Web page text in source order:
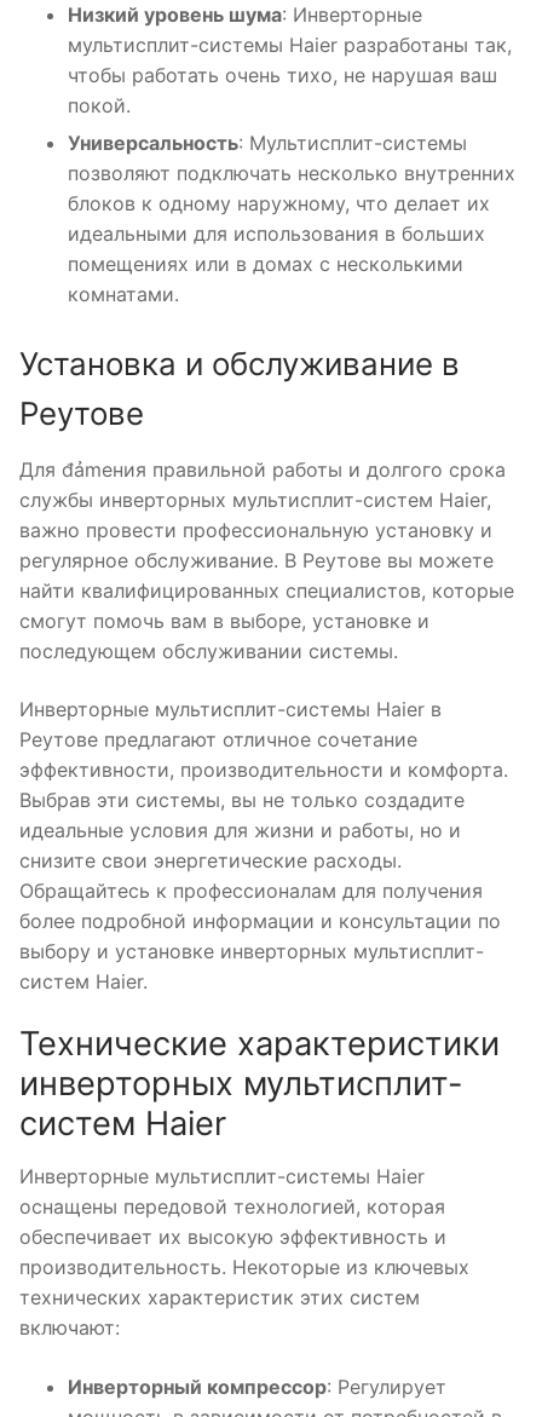
Низкий уровень шума: Инверторные
мультисплит-системы Haier разработаны так,
чтобы работать очень тихо, не нарушая ваш
покой.
Универсальность: Мультисплит-системы
позволяют подключать несколько внутренних
блоков к одному наружному, что делает их
идеальными для использования в больших
помещениях или в домах с несколькими
комнатами.
Установка и обслуживание в
Реутове
Для đảmения правильной работы и долгого срока
службы инверторных мультисплит-систем Haier,
важно провести профессиональную установку и
регулярное обслуживание. В Реутове вы можете
найти квалифицированных специалистов, которые
смогут помочь вам в выборе, установке и
последующем обслуживании системы.
Инверторные мультисплит-системы Haier в
Реутове предлагают отличное сочетание
эффективности, производительности и комфорта.
Выбрав эти системы, вы не только создадите
идеальные условия для жизни и работы, но и
снизите свои энергетические расходы.
Обращайтесь к профессионалам для получения
более подробной информации и консультации по
выбору и установке инверторных мультисплит-
систем Haier.
Технические характеристики
инверторных мультисплит-
систем Haier
Инверторные мультисплит-системы Haier
оснащены передовой технологией, которая
обеспечивает их высокую эффективность и
производительность. Некоторые из ключевых
технических характеристик этих систем
включают:
Инверторный компрессор: Регулирует